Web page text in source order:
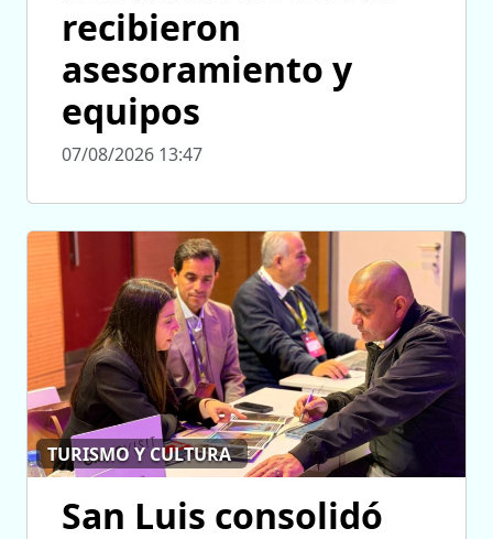
recibieron
asesoramiento y
equipos
07/08/2026 13:47
TURISMO Y CULTURA
San Luis consolidó